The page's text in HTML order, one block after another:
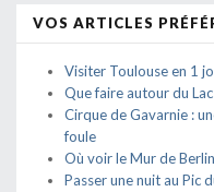
VOS ARTICLES
Visiter Toulouse en 1
Que faire autour du
Cirque de Gavarnie :
foule
Où voir le Mur de
Passer une nuit au Pic